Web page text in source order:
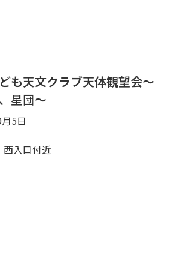
も天文クラブ天体観望会～
星団～
5日
入口付近